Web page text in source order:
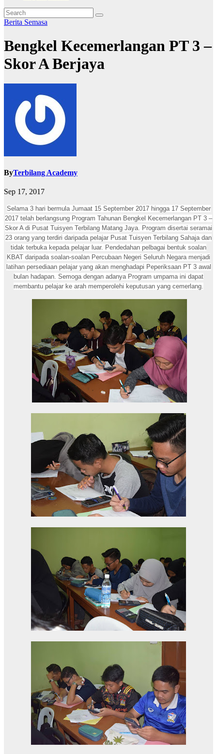
Berita Semasa
Bengkel Kecemerlangan PT 3 –
Skor A Berjaya
ByTerbilang Academy
Sep 17, 2017
Selama 3 hari bermula Jumaat 15 September 2017 hingga 17 September
2017 telah berlangsung Program Tahunan Bengkel Kecemerlangan PT 3 –
Skor A di Pusat Tuisyen Terbilang Matang Jaya. Program disertai seramai
23 orang yang terdiri daripada pelajar Pusat Tuisyen Terbilang Sahaja dan
tidak terbuka kepada pelajar luar. Pendedahan pelbagai bentuk soalan
KBAT daripada soalan-soalan Percubaan Negeri Seluruh Negara menjadi
latihan persediaan pelajar yang akan menghadapi Peperiksaan PT 3 awal
bulan hadapan. Semoga dengan adanya Program umpama ini dapat
membantu pelajar ke arah memperolehi keputusan yang cemerlang.